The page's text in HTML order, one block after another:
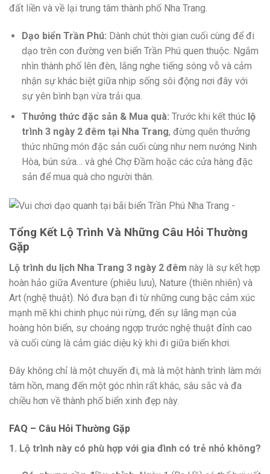
đất liền và về lại trung tâm thành phố Nha Trang.
Dạo biển Trần Phú: Dành chút thời gian cuối cùng để đi
dạo trên con đường ven biển Trần Phú quen thuộc. Ngắm
nhìn thành phố lên đèn, lắng nghe tiếng sóng vỗ và cảm
nhận sự khác biệt giữa nhịp sống sôi động nơi đây với
sự yên bình bạn vừa trải qua.
Thưởng thức đặc sản & Mua quà: Trước khi kết thúc lộ
trình 3 ngày 2 đêm tại Nha Trang, đừng quên thưởng
thức những món đặc sản cuối cùng như nem nướng Ninh
Hòa, bún sứa… và ghé Chợ Đầm hoặc các cửa hàng đặc
sản để mua quà cho người thân.
Tổng Kết Lộ Trình Và Những Câu Hỏi Thường
Gặp
Lộ trình du lịch Nha Trang 3 ngày 2 đêm này là sự kết hợp
hoàn hảo giữa Aventure (phiêu lưu), Nature (thiên nhiên) và
Art (nghệ thuật). Nó đưa bạn đi từ những cung bậc cảm xúc
mạnh mẽ khi chinh phục núi rừng, đến sự lãng mạn của
hoàng hôn biển, sự choáng ngợp trước nghệ thuật đỉnh cao
và cuối cùng là cảm giác diệu kỳ khi đi giữa biển khơi.
Đây không chỉ là một chuyến đi, mà là một hành trình làm mới
tâm hồn, mang đến một góc nhìn rất khác, sâu sắc và đa
chiều hơn về thành phố biển xinh đẹp này.
FAQ – Câu Hỏi Thường Gặp
1. Lộ trình này có phù hợp với gia đình có trẻ nhỏ không?